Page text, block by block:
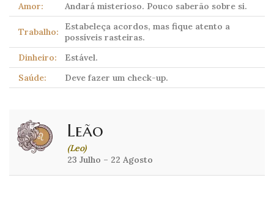
Amor: Andará misterioso. Pouco saberão sobre si.
Trabalho:
Estabeleça acordos, mas fique atento a
possíveis rasteiras.
Dinheiro:
Estável.
Saúde:
Deve fazer um check-up.
Leão
(Leo)
23 Julho – 22 Agosto